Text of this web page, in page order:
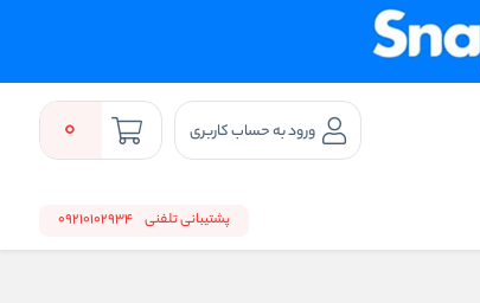
ورود به حساب کاربری 0
پشتیبانی تلفنی 09210102934